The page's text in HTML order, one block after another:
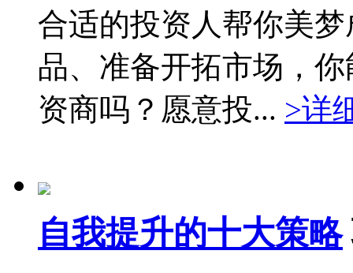
合适的投资人帮你美
品、准备开拓市场，
资商吗？愿意投... >详
自我提升的十大策略